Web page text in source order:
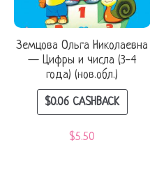
Земцова Ольга Николаевна
— Цифры и числа (3-4
года) (нов.обл.)
$0.06 CASHBACK
$5.50